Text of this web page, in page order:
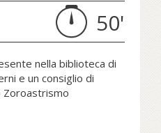
50'
nella biblioteca di
e un consiglio di
Zoroastrismo